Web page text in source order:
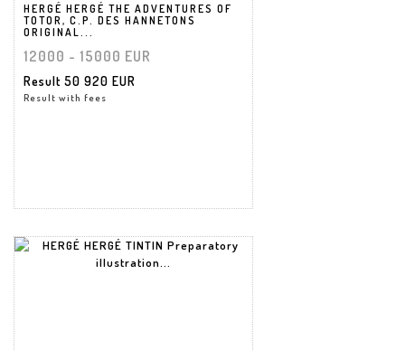
HERGÉ HERGÉ THE ADVENTURES OF
TOTOR, C.P. DES HANNETONS
ORIGINAL...
12000 - 15000 EUR
Result 50 920 EUR
Result with fees